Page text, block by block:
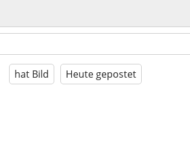
hat Bild Heute gepostet